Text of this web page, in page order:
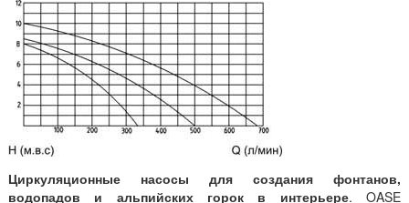
Циркуляционные насосы для создания фонтанов,
водопадов и альпийских горок в интерьере. OASE